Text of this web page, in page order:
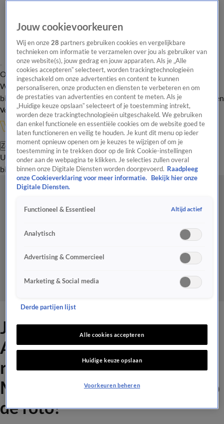
Overzicht Onze programma's Uitzendingen Onze gezichten
In de
WandelgangenInterviewsUitzending
bijwonenPodcastShopVeelgestelde vragenKijkersvraag insturen
Volg Vandaag Inside
Zoeken
UitzendingenVandaag InsideDe OranjezomerShopUitzending
bijwonen
Johan Derksen hekelt
Amsterdamse politie na
rellen rond WK-duels van
Marokko: 'Ze gaan met ze op
de foto!'
Jouw cookievoorkeuren
Wij en onze28 partners gebruiken cookies en vergelijkbare
technieken om informatie te verzamelen over jou als gebruiker van
onze website(s), jouw gedrag en jouw apparaten. Als je „Alle
cookies accepteren” selecteert, worden trackingtechnologieën
ingeschakeld om onze advertenties en content te kunnen
personaliseren, onze producten en diensten te verbeteren en om
de prestaties van advertenties en content te meten. Als je
„Huidige keuze opslaan” selecteert of je toestemming intrekt,
worden deze trackingtechnologieën uitgeschakeld. We gebruiken
dan enkel functionele en essentiële cookies om de website goed te
laten functioneren en veilig te houden. Je kunt dit menu op ieder
moment opnieuw openen om je keuzes te wijzigen of om je
toestemming in te trekken door op de link Cookie-instellingen
onder aan de webpagina te klikken. Je selecties zullen overal
binnen onze Digitale Diensten worden doorgevoerd. Raadpleeg
onze Cookieverklaring voor meer informatie.
Bekijk hier onze
Digitale Diensten.
Functioneel & Essentieel Altijd actief
Analytisch
Advertising & Commercieel
Marketing & Social media
Derde partijen lijst
Alle cookies accepteren
Huidige keuze opslaan
Voorkeuren beheren